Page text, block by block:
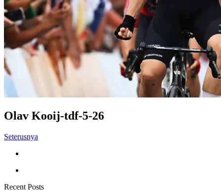
Olav Kooij-tdf-5-26
Seterusnya
Recent Posts